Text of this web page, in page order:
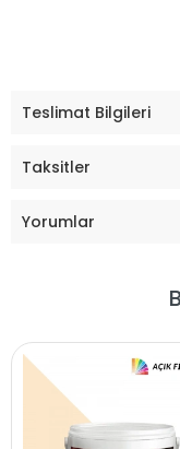
Teslimat Bilgileri
Taksitler
Yorumlar